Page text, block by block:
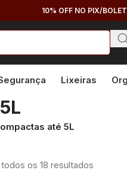
10% OFF NO PIX/
Lixeiras
até 5L
os 18 resultados